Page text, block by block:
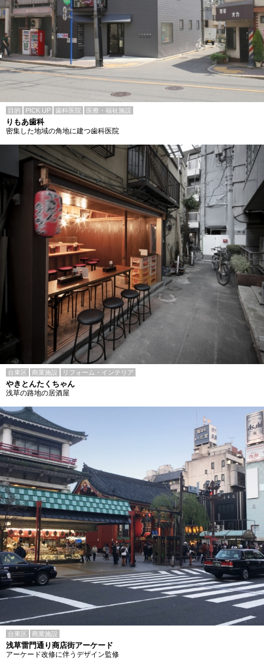
目的 PICK UP 歯科医院 医療・福祉施設
りもあ歯科
密集した地域の角地に建つ歯科医院
台東区 商業施設 リフォーム・インテリア
やきとんたくちゃん
浅草の路地の居酒屋
台東区 商業施設
浅草雷門通り商店街アーケード
アーケード改修に伴うデザイン監修